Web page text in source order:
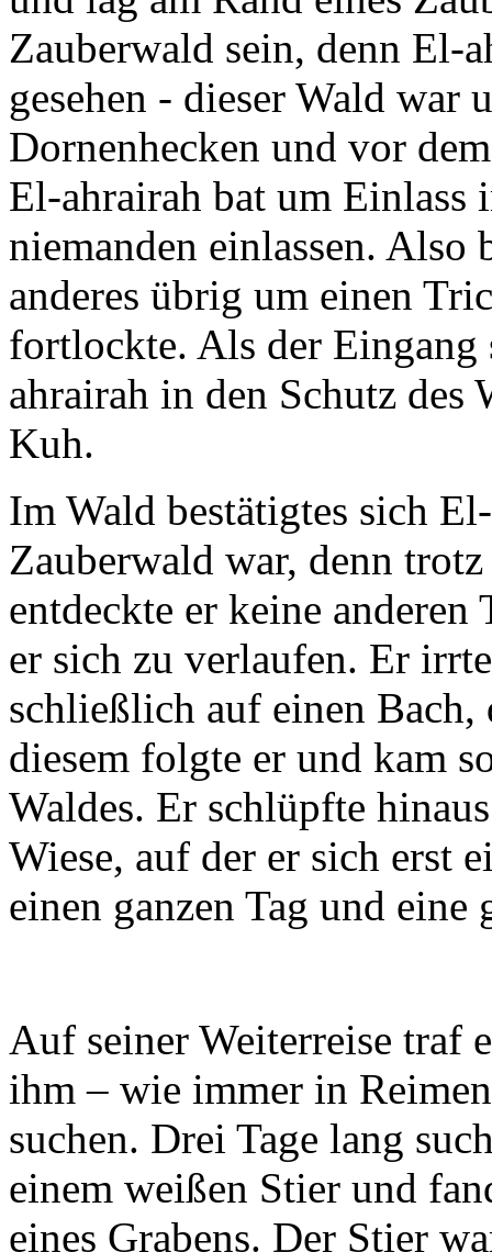
Zauberwald sein, denn El-
gesehen - dieser Wald war
Dornenhecken und vor
El-ahrairah bat um
niemanden einlassen.
anderes übrig um einen
fortlockte. Als der
ahrairah in den Schutz des
Kuh.
Im Wald bestätigtes sich
Zauberwald war, denn
entdeckte er keine
er sich zu verlaufen. Er
schließlich auf einen
diesem folgte er und kam
Waldes. Er schlüpfte
Wiese, auf der er sich erst
einen ganzen Tag und
Auf seiner Weiterreise traf
ihm – wie immer in
suchen. Drei Tage lang
einem weißen Stier und
eines Grabens. Der Stier